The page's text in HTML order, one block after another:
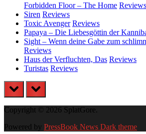
Forbidden Floor – The Home Reviews
Siren Reviews
Toxic Avenger Reviews
Papaya – Die Liebesgöttin der
Sight – Wenn deine Gabe zum
Reviews
Haus der Verfluchten, Das Reviews
Turistas Reviews
prev next
Copyright © 2026 SplatGore.
Powered by PressBook News Dark theme